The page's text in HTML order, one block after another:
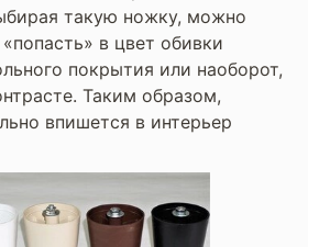
такую ножку, можно
в цвет обивки
покрытия или наоборот,
Таким образом,
впишется в интерьер